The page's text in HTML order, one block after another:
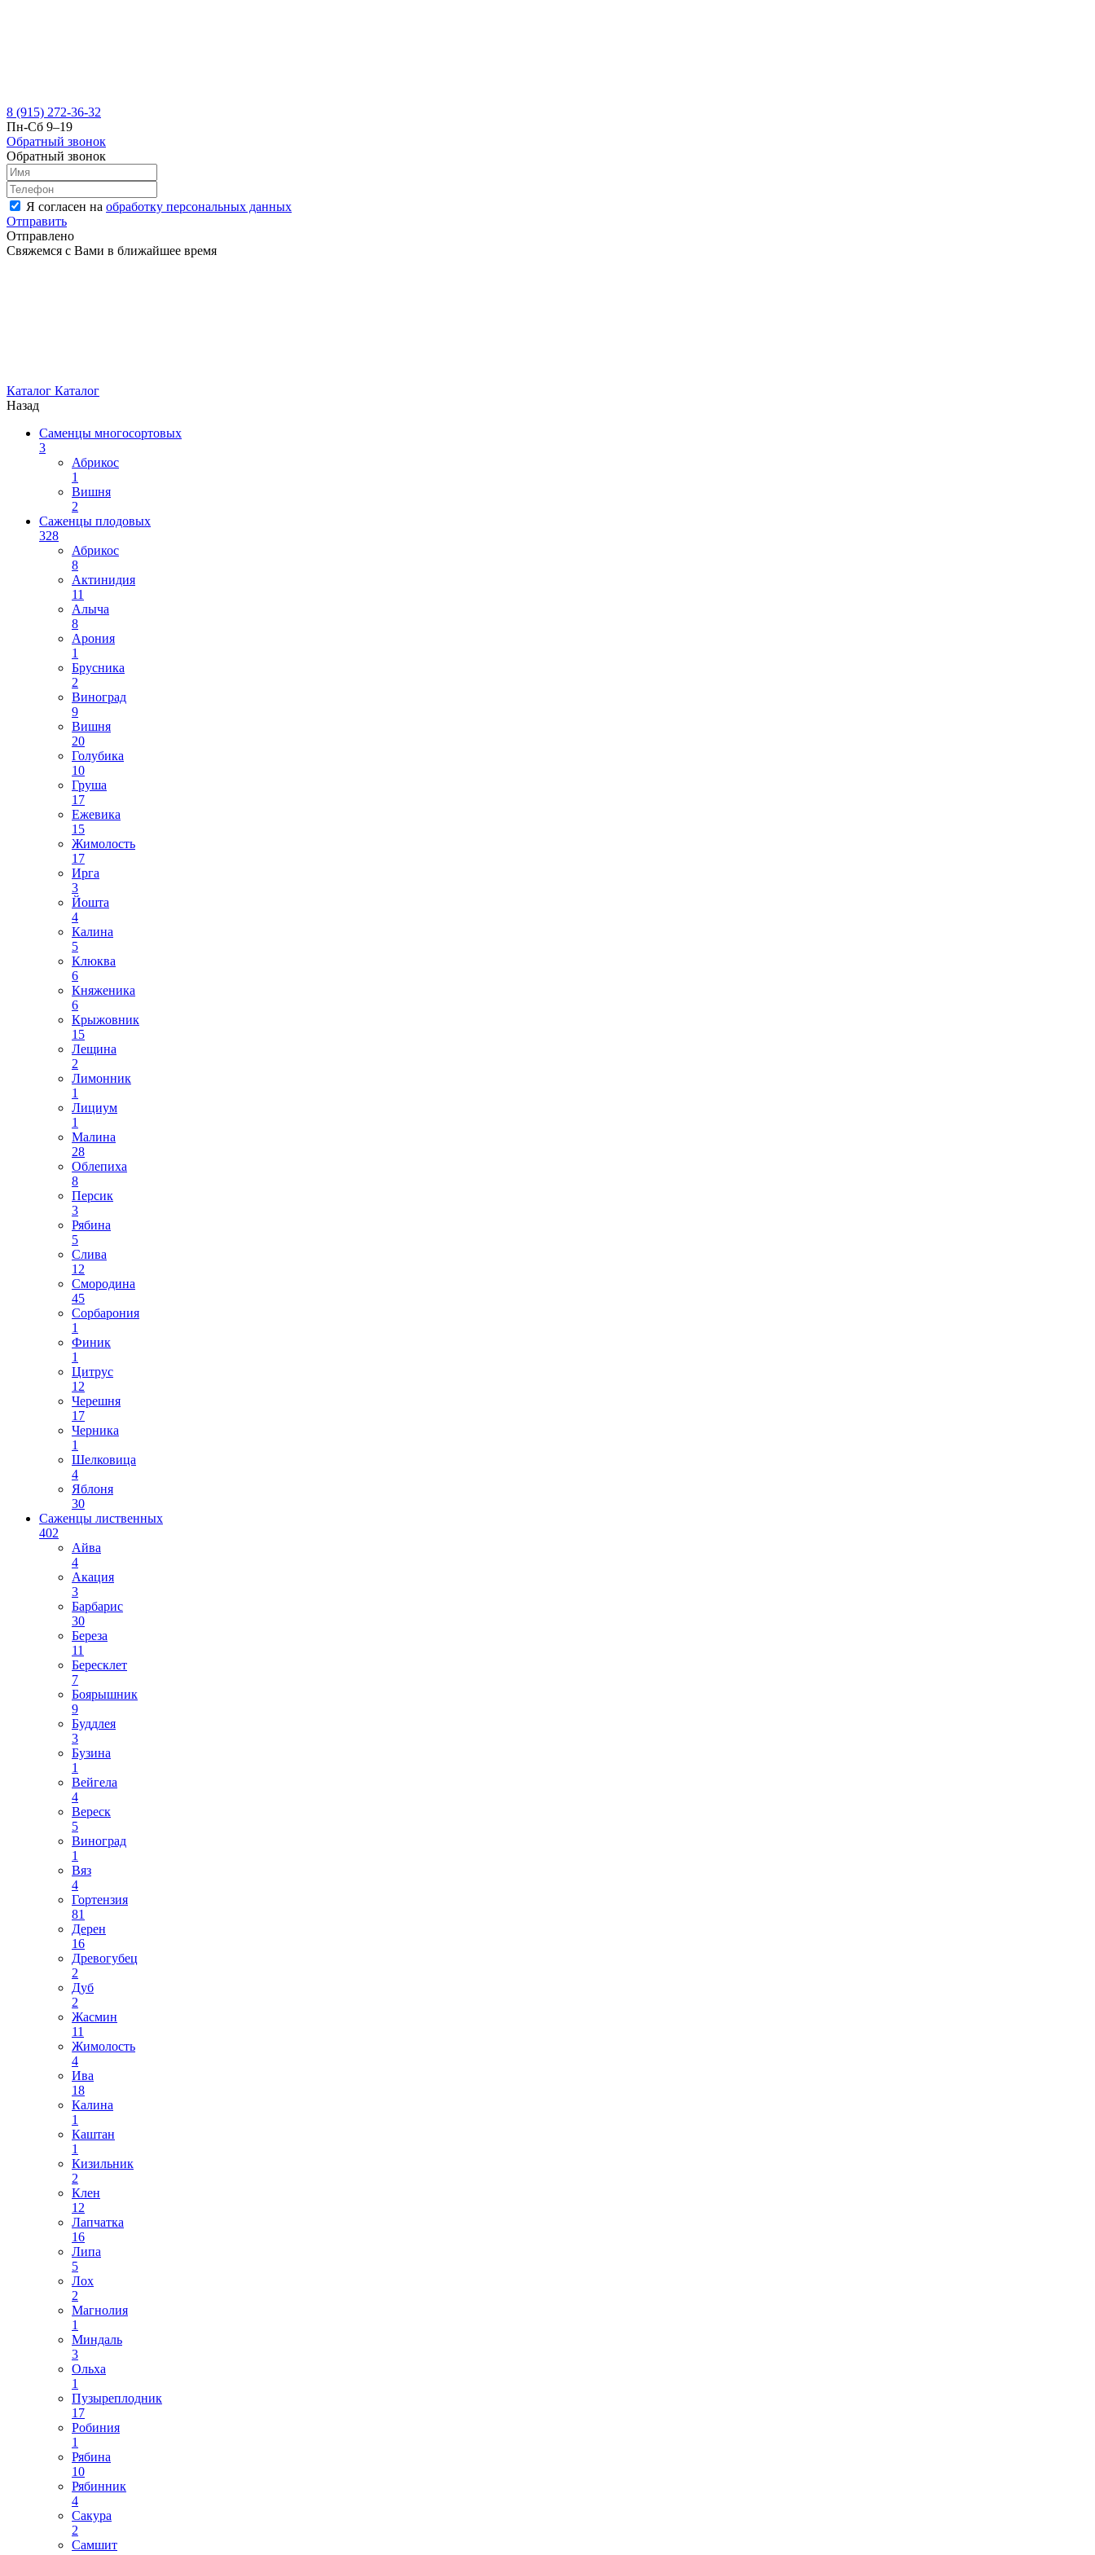
8 (915) 272-36-32
Пн-Сб 9–19
Обратный звонок
Обратный звонок
Я согласен на обработку персональных данных
Отправить
Отправлено
Свяжемся с Вами в ближайшее время
Каталог Каталог
Назад
Саменцы многосортовых
3
Абрикос
1
Вишня
2
Саженцы плодовых
328
Абрикос
8
Актинидия
11
Алыча
8
Арония
1
Брусника
2
Виноград
9
Вишня
20
Голубика
10
Груша
17
Ежевика
15
Жимолость
17
Ирга
3
Йошта
4
Калина
5
Клюква
6
Княженика
6
Крыжовник
15
Лещина
2
Лимонник
1
Лициум
1
Малина
28
Облепиха
8
Персик
3
Рябина
5
Слива
12
Смородина
45
Сорбарония
1
Финик
1
Цитрус
12
Черешня
17
Черника
1
Шелковица
4
Яблоня
30
Саженцы лиственных
402
Айва
4
Акация
3
Барбарис
30
Береза
11
Бересклет
7
Боярышник
9
Буддлея
3
Бузина
1
Вейгела
4
Вереск
5
Виноград
1
Вяз
4
Гортензия
81
Дерен
16
Древогубец
2
Дуб
2
Жасмин
11
Жимолость
4
Ива
18
Калина
1
Каштан
1
Кизильник
2
Клен
12
Лапчатка
16
Липа
5
Лох
2
Магнолия
1
Миндаль
3
Ольха
1
Пузыреплодник
17
Робиния
1
Рябина
10
Рябинник
4
Сакура
2
Самшит